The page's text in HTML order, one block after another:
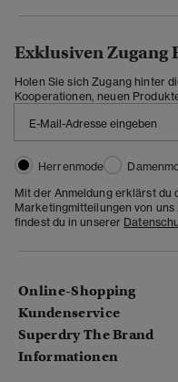
Exklusiven Zugang
Holen Sie sich Zugang hinter
Kooperationen, neuen
Herrenmode
Mit der Anmeldung erklärst du
Marketingmitteilungen von
findest du in unserer
Online-Shopping
Kundenservice
Superdry The Brand
Informationen